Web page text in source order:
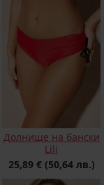
Долнище на бански
Lili
25,89 € (50,64 лв.)